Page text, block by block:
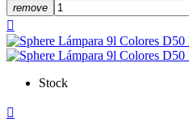
remove

Stock
